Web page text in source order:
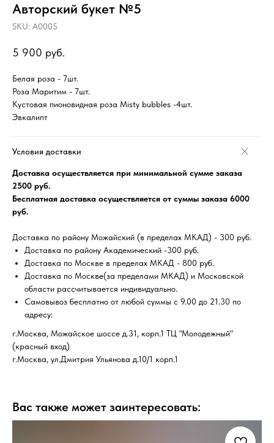
Авторский букет №5
SKU: А0005
5 900 руб.
Белая роза - 7шт.
Роза Маритим - 7шт.
Кустовая пионовидная роза Misty bubbles -4шт.
Эвкалипт
Условия доставки
Доставка осуществляется при минимальной сумме заказа
2500 руб.
Бесплатная доставка осуществляется от суммы заказа 6000
руб.
Доставка по району Можайский (в пределах МКАД) - 300 руб.
Доставка по району Академический -300 руб.
Доставка по Москве в пределах МКАД - 800 руб.
Доставка по Москве(за пределами МКАД) и Московской
области рассчитывается индивидуально.
Самовывоз бесплатно от любой суммы с 9.00 до 21.30 по
адресу:
г.Москва, Можайское шоссе д.31, корп.1 ТЦ "Молодежный"
(красный вход)
г.Москва, ул.Дмитрия Ульянова д.10/1 корп.1
Вас также может заинтересовать: